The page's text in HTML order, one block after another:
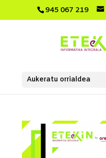
945 067 219
Aukeratu orrialdea